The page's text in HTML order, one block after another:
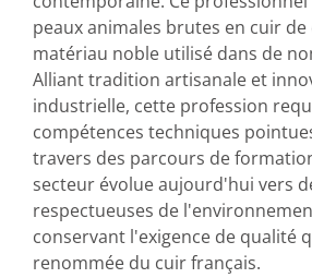
peaux animales brutes en cuir
matériau noble utilisé dans de
Alliant tradition artisanale et
industrielle, cette profession
compétences techniques
travers des parcours de
secteur évolue aujourd'hui vers
respectueuses de
conservant l'exigence de qualité
renommée du cuir français.